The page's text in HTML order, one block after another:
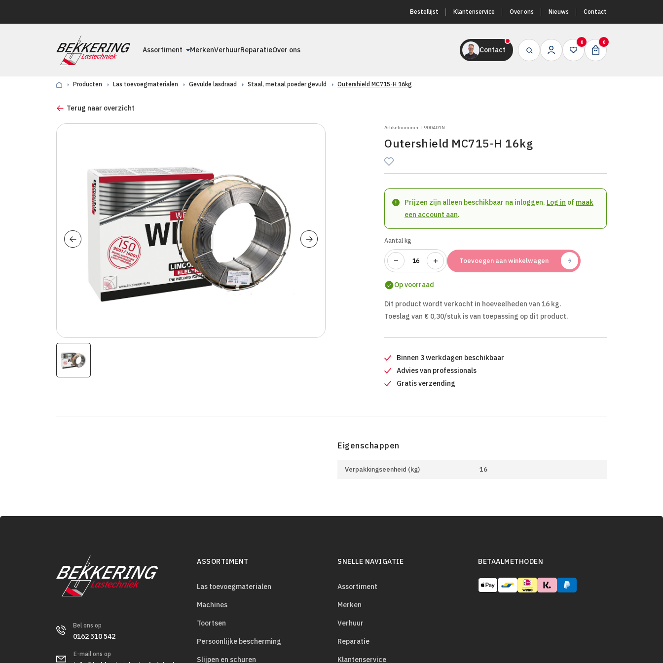
Bestellijst Klantenservice Over ons Nieuws Contact
Assortiment MerkenVerhuurReparatieOver ons Contact
0 0
Producten Las toevoegmaterialen Gevulde lasdraad Staal, metaal poeder gevuld Outershield MC715-H 16kg
Terug naar overzicht
Artikelnummer: L900401N
Outershield MC715-H 16kg
Prijzen zijn alleen beschikbaar na inloggen. Log in of maak
een account aan.
Aantal kg
Toevoegen aan winkelwagen
Op voorraad
Dit product wordt verkocht in hoeveelheden van 16 kg.
Toeslag van € 0,30/stuk is van toepassing op dit product.
Binnen 3 werkdagen beschikbaar
Advies van professionals
Gratis verzending
Eigenschappen
Verpakkingseenheid (kg) 16
Bel ons op
0162 510 542
E-mail ons op
ASSORTIMENT
Las toevoegmaterialen
Machines
Toortsen
Persoonlijke bescherming
Slijpen en schuren
SNELLE NAVIGATIE
Assortiment
Merken
Verhuur
Reparatie
Klantenservice
BETAALMETHODEN